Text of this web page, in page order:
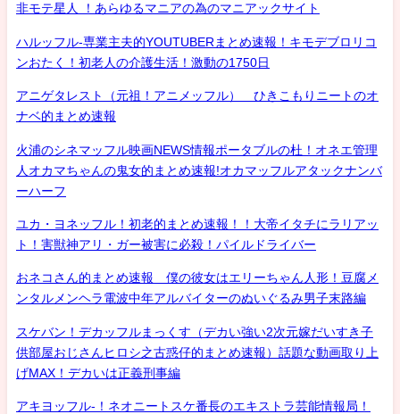
非モテ星人 ！あらゆるマニアの為のマニアックサイト
ハルッフル-専業主夫的YOUTUBERまとめ速報！キモデブロリコ
ンおたく！初老人の介護生活！激動の1750日
アニゲタレスト（元祖！アニメッフル） ひきこもりニートのオ
ナベ的まとめ速報
火浦のシネマッフル映画NEWS情報ポータブルの杜！オネエ管理
人オカマちゃんの鬼女的まとめ速報!オカマッフルアタックナンバ
ーハーフ
ユカ・ヨネッフル！初老的まとめ速報！！大帝イタチにラリアッ
ト！害獣神アリ・ガー被害に必殺！パイルドライバー
おネコさん的まとめ速報 僕の彼女はエリーちゃん人形！豆腐メ
ンタルメンヘラ電波中年アルバイターのぬいぐるみ男子末路編
スケバン！デカッフルまっくす（デカい強い2次元嫁だいすき子
供部屋おじさんヒロシ之古惑仔的まとめ速報）話題な動画取り上
げMAX！デカいは正義刑事編
アキヨッフル-！ネオニートスケ番長のエキストラ芸能情報局！